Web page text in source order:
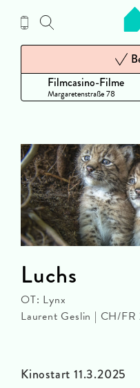
Inhalt
Filmcasino-Filme
Margaretenstraße 78
Kinostart 11.3.2025
Luchs
OT: Lynx
Laurent Geslin | CH/